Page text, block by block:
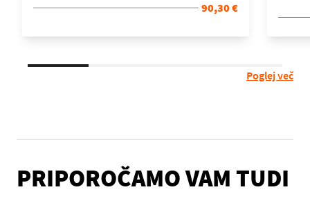
90,30 €
Poglej več
PRIPOROČAMO VAM TUDI